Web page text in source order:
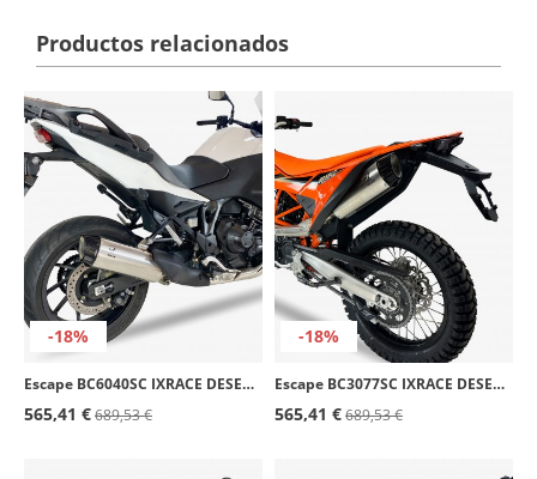
Productos relacionados
-18%
Escape BC6040SC IXRACE DESERT Inoxidable para Honda NT 1100 (22-24)
565,41 €689,53 €
-18%
Escape BC3077SC IXRACE DESERT Inoxidable para KTM 690 Enduro R (21-24), 690 SMC R (19-24)
565,41 €689,53 €